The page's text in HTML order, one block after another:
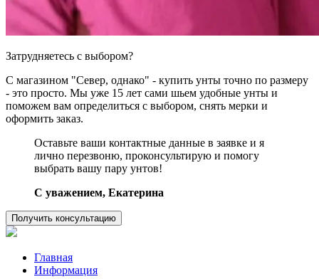
Затрудняетесь с выбором?
С магазином "Север, однако" - купить унты точно по размеру
- это просто. Мы уже 15 лет сами шьем удобные унты и
поможем вам определиться с выбором, снять мерки и
оформить заказ.
Оставьте ваши контактные данные в заявке и я
лично перезвоню, проконсультирую и помогу
выбрать вашу пару унтов!
C уважением, Екатерина
Получить консультацию
Главная
Информация